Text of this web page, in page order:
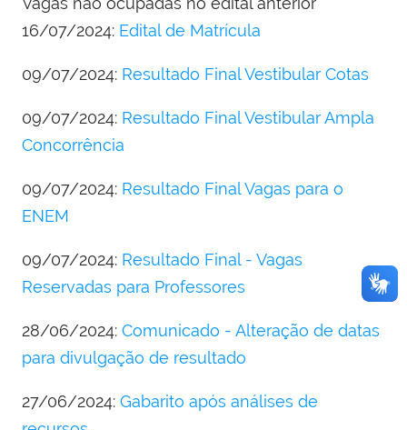
16/07/2024: Edital de Matrícula
09/07/2024: Resultado Final Vestibular Cotas
09/07/2024: Resultado Final Vestibular Ampla
Concorrência
09/07/2024: Resultado Final Vagas para o
ENEM
09/07/2024: Resultado Final - Vagas
Reservadas para Professores
28/06/2024: Comunicado - Alteração de datas
para divulgação de resultado
27/06/2024: Gabarito após análises de